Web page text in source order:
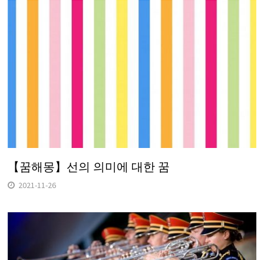
【꿈해몽】선의 의미에 대한 꿈
2021-11-26